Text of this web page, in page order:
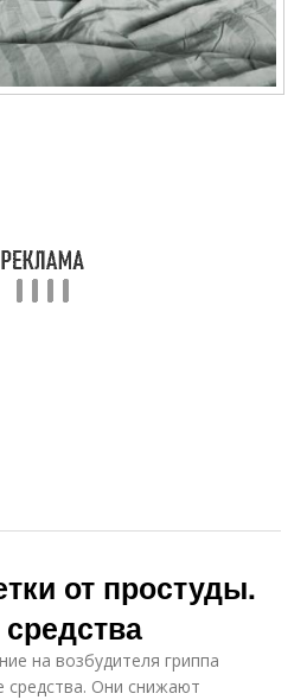
от простуды.
на возбудителя гриппа
средства. Они снижают